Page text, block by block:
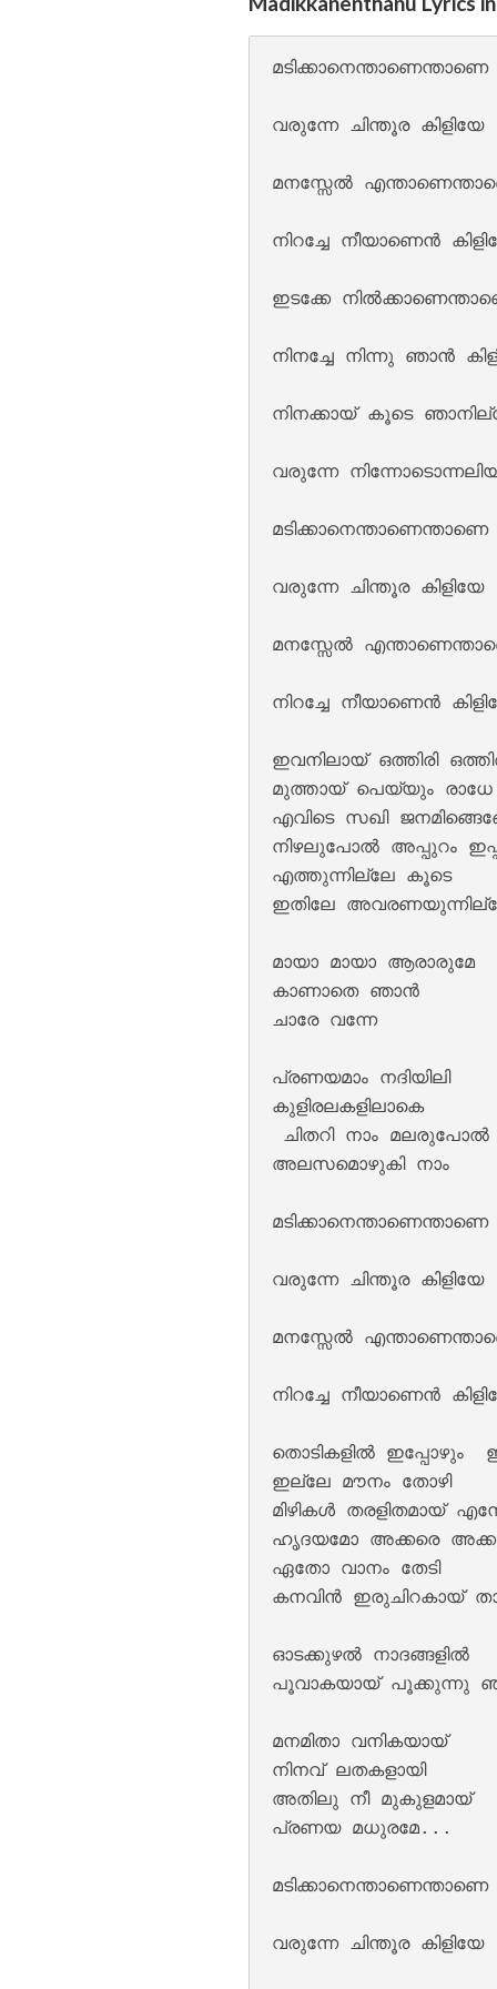
Pathirayil Lyrics
Pen Poove
Kulirillam
Mohikkum
Moham Kondu
മടിക്കാനെന്താണെന്താണെ
വരുന്നേ ചിന്തൂര കിളിയേ
മനസ്സേൽ
നിറച്ചേ നീയാണെൻ
ഇടക്കേ
നിനച്ചേ നിന്നു ഞാൻ
നിനക്കായ് കൂടെ
വരുന്നേ
മടിക്കാനെന്താണെന്താണെ
വരുന്നേ ചിന്തൂര കിളിയേ
മനസ്സേൽ
നിറച്ചേ നീയാണെൻ
ഇവനിലായ് ഒത്തിരി
മുത്തായ്‌ പെയ്യും രാധേ
എവിടെ സഖി
നിഴലുപോൽ അപ്പുറം
എത്തുന്നില്ലേ കൂടെ
ഇതിലേ
മായാ മായാ ആരാരുമേ
കാണാതെ ഞാൻ
ചാരേ വന്നേ
പ്രണയമാം നദിയിലി
കുളിരലകളിലാകെ
ചിതറി നാം മലരുപോൽ
അലസമൊഴുകി നാം
മടിക്കാനെന്താണെന്താണെ
വരുന്നേ ചിന്തൂര കിളിയേ
മനസ്സേൽ
നിറച്ചേ നീയാണെൻ
തൊടികളിൽ ഇപ്പോഴും
ഇല്ലേ മൗനം തോഴി
മിഴികൾ തരളിതമായ്
ഹൃദയമോ അക്കരെ
ഏതോ വാനം തേടി
കനവിൻ ഇരുചിറകായ്
ഓടക്കുഴൽ നാദങ്ങളിൽ
പൂവാകയായ് പൂക്കുന്നു
മനമിതാ വനികയായ്
നിനവ് ലതകളായി
അതിലു നീ മുകുളമായ്
പ്രണയ മധുരമേ...
മടിക്കാനെന്താണെന്താണെ
വരുന്നേ ചിന്തൂര കിളിയേ